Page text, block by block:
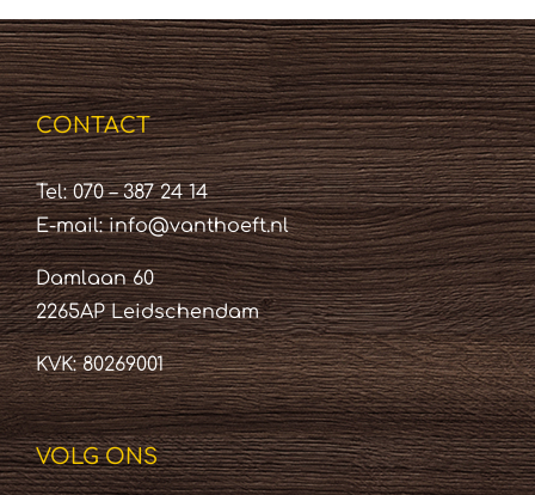
CONTACT
Tel: 070 – 387 24 14
E-mail:info@vanthoeft.nl
Damlaan 60
2265AP Leidschendam
KVK: 80269001
VOLG ONS